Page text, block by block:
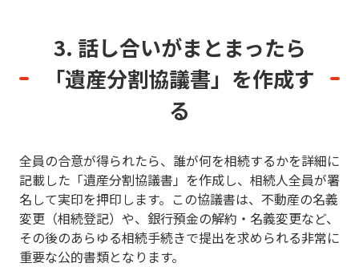
3. 話し合いがまとまったら
「遺産分割協議書」を作成す
る
全員の合意が得られたら、誰が何を相続するかを詳細に
記載した「遺産分割協議書」を作成し、相続人全員が署
名して実印を押印します。この協議書は、不動産の名義
変更（相続登記）や、銀行預金の解約・名義変更など、
その後のあらゆる相続手続きで提出を求められる非常に
重要な公的書類となります。